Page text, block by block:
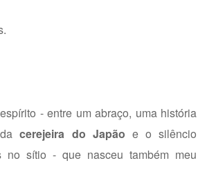
- entre um abraço, uma história
dacerejeira do Japão e o silêncio
no sítio - que nasceu também meu